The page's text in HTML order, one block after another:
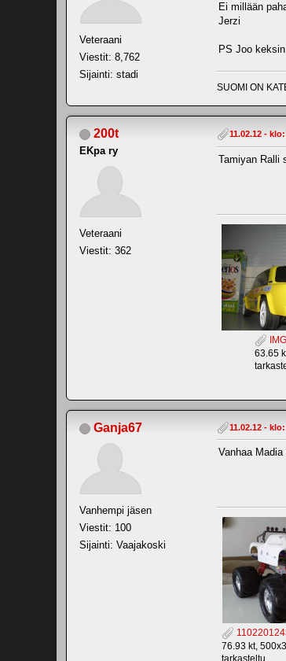
Veteraani
Viestit: 8,762
Sijainti: stadi
Ei millään
Jerzi
PS Joo
SUOMI ON
200t
EKpa ry
Veteraani
Viestit: 362
11.02.12 -
Tamiyan Ralli
63.65
Ganja67
Vanhempi jäsen
Viestit: 100
Sijainti: Vaajakoski
11.02.12 -
Vanhaa
76.93 kt,